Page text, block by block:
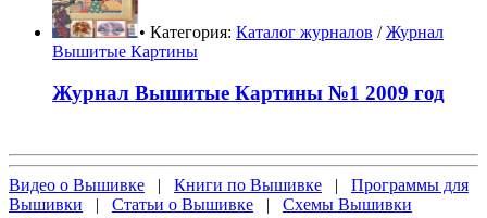
• Категория: Каталог журналов /Журнал
Вышитые Картины
Журнал Вышитые Картины №1 2009 год
Видео о Вышивке | Книги по Вышивке | Программы для
Вышивки | Статьи о Вышивке | Схемы Вышивки